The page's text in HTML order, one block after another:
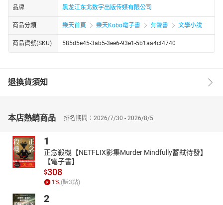
品牌 黑龙江东北数字出版传媒有限公司
商品分類 樂天首頁 樂天Kobo電子書 有聲書 文學小說
商品貨號(SKU) 585d5e45-3ab5-3ee6-93e1-5b1aa4cf4740
退換貨須知
本店熱銷商品 排名期間：2026/7/30 - 2026/8/5
1
正念殺機【NETFLIX影集Murder Mindfully蓄弒待發】
【電子書】
$308
1% (賺3點)
2